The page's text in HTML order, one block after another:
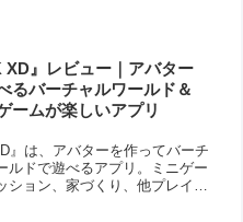
XD』レビュー｜アバター
るバーチャルワールド＆
ームが楽しいアプリ
』は、アバターを作ってバーチ
ルドで遊べるアプリ。ミニゲー
ション、家づくり、他プレイヤ